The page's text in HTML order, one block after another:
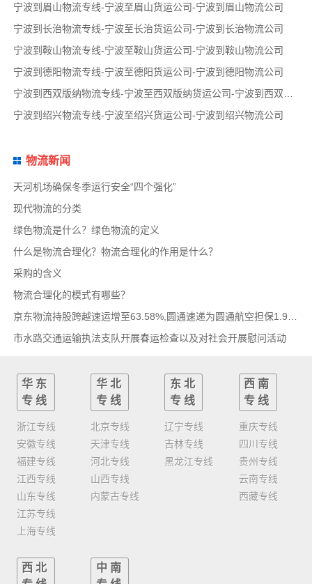
宁波到眉山物流专线-宁波至眉山货运公司-宁波到眉山物流公司
宁波到长治物流专线-宁波至长治货运公司-宁波到长治物流公司
宁波到鞍山物流专线-宁波至鞍山货运公司-宁波到鞍山物流公司
宁波到德阳物流专线-宁波至德阳货运公司-宁波到德阳物流公司
宁波到绍兴物流专线-宁波至绍兴货运公司-宁波到绍兴物流公司
物流新闻
天河机场确保冬季运行安全“四个强化”
现代物流的分类
绿色物流是什么？绿色物流的定义
什么是物流合理化？物流合理化的作用是什么？
采购的含义
物流合理化的模式有哪些？
市水路交通运输执法支队开展春运检查以及对社会开展慰问活动
华东
专线
浙江专线
安徽专线
福建专线
江西专线
山东专线
江苏专线
上海专线
华北
专线
北京专线
天津专线
河北专线
山西专线
内蒙古专线
东北
专线
辽宁专线
吉林专线
黑龙江专线
西南
专线
重庆专线
四川专线
贵州专线
云南专线
西藏专线
西北
中南